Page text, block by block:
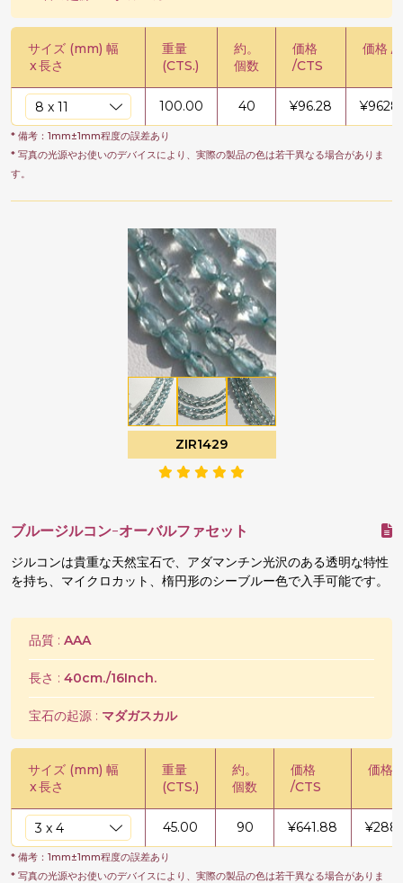
サイズ (mm) 幅
x長さ
重量
(CTS.)
約。
個数
価格
/CTS
価格 /
100.00 40 ¥96.28 ¥
* 備考：1mm±1mm程度の誤差あり
* 写真の光源やお使いのデバイスにより、実際の製品の色は若干異なる場合がありま
す。
ZIR1429
ブルージルコン-オーバルファセット
ジルコンは貴重な天然宝石で、アダマンチン光沢のある透明な特性
を持ち、マイクロカット、楕円形のシーブルー色で入手可能です。
品質 : AAA
長さ : 40cm./16Inch.
宝石の起源 : マダガスカル
サイズ (mm) 幅
x長さ
重量
(CTS.)
約。
個数
価格
/CTS
価格
45.00 90 ¥641.88 ¥
* 備考：1mm±1mm程度の誤差あり
* 写真の光源やお使いのデバイスにより、実際の製品の色は若干異なる場合がありま